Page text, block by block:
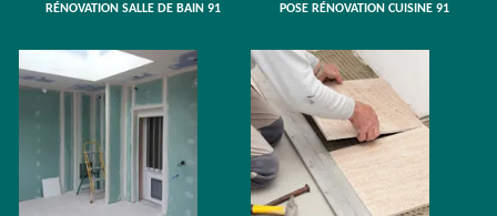
RÉNOVATION SALLE DE BAIN 91 POSE RÉNOVATION CUISINE 91